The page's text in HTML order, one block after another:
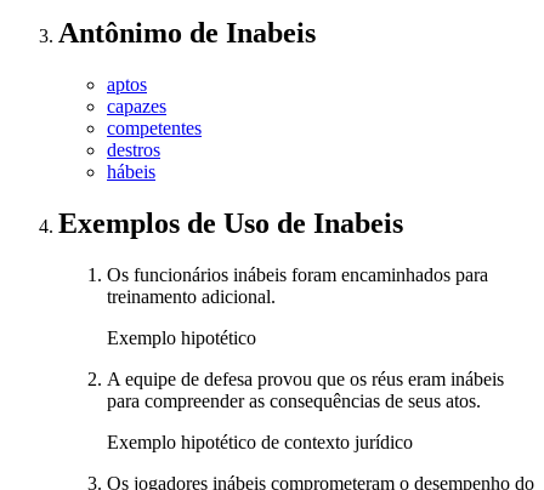
Antônimo de Inabeis
aptos
capazes
competentes
destros
hábeis
Exemplos de Uso de Inabeis
Os funcionários inábeis foram encaminhados para
treinamento adicional.
Exemplo hipotético
A equipe de defesa provou que os réus eram inábeis
para compreender as consequências de seus atos.
Exemplo hipotético de contexto jurídico
Os jogadores inábeis comprometeram o desempenho do